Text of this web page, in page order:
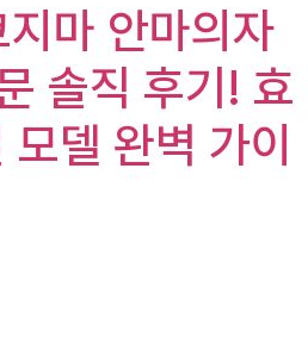
마 안마의자
솔직 후기! 효
델 완벽 가이